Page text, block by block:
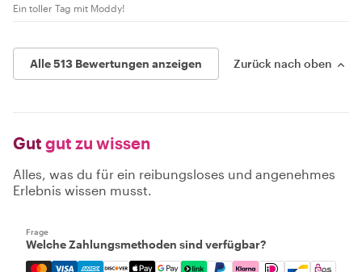
Ein toller Tag mit Moddy!
Alle 513 Bewertungen anzeigen Zurück nach oben
Gut gut zu wissen
Alles, was du für ein reibungsloses und angenehmes
Erlebnis wissen musst.
Frage
Welche Zahlungsmethoden sind verfügbar?
Mastercard, Visa, Amex, Discover, Apple Pay, Google